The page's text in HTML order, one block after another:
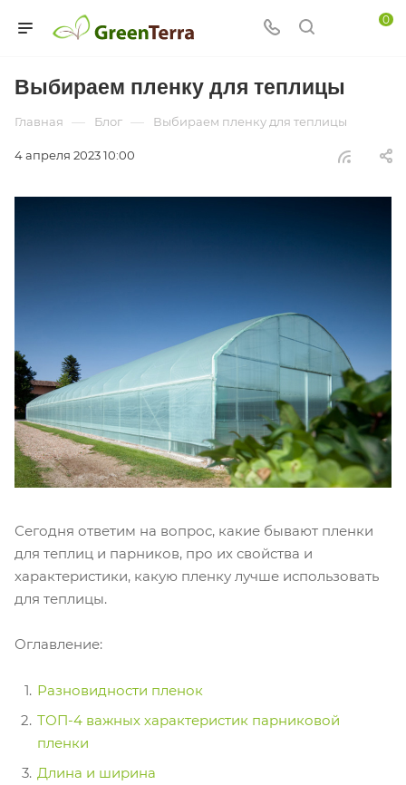
0
Выбираем пленку для теплицы
Главная — Блог — Выбираем пленку для теплицы
4 апреля 2023 10:00
Сегодня ответим на вопрос, какие бывают пленки
для теплиц и парников, про их свойства и
характеристики, какую пленку лучше использовать
для теплицы.
Оглавление:
Разновидности пленок
ТОП-4 важных характеристик парниковой
пленки
Длина и ширина